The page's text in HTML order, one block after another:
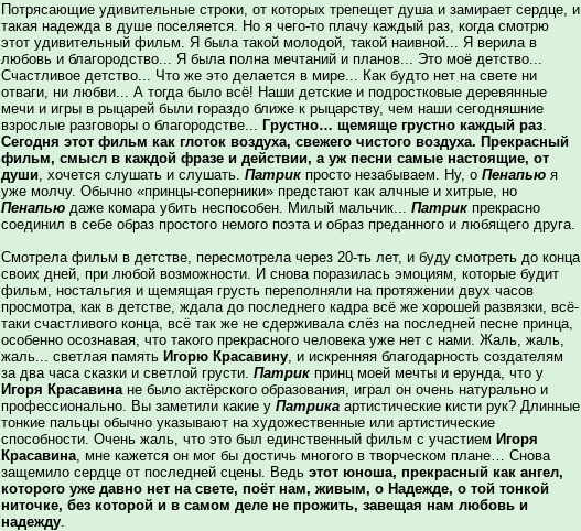
Потрясающие удивительные строки, от которых трепещет душа и замирает сердце, и
такая надежда в душе поселяется. Но я чего-то плачу каждый раз, когда смотрю
этот удивительный фильм. Я была такой молодой, такой наивной... Я верила в
любовь и благородство... Я была полна мечтаний и планов... Это моё детство...
Счастливое детство... Что же это делается в мире... Как будто нет на свете ни
отваги, ни любви... А тогда было всё! Наши детские и подростковые деревянные
мечи и игры в рыцарей были гораздо ближе к рыцарству, чем наши сегодняшние
взрослые разговоры о благородстве... Грустно… щемяще грустно каждый раз.
Сегодня этот фильм как глоток воздуха, свежего чистого воздуха. Прекрасный
фильм, смысл в каждой фразе и действии, а уж песни самые настоящие, от
души, хочется слушать и слушать. Патрик просто незабываем. Ну, о Пенапью я
уже молчу. Обычно «принцы-соперники» предстают как алчные и хитрые, но
Пенапью даже комара убить неспособен. Милый мальчик... Патрик прекрасно
соединил в себе образ простого немого поэта и образ преданного и любящего друга.
Смотрела фильм в детстве, пересмотрела через 20-ть лет, и буду смотреть до конца
своих дней, при любой возможности. И снова поразилась эмоциям, которые будит
фильм, ностальгия и щемящая грусть переполняли на протяжении двух часов
просмотра, как в детстве, ждала до последнего кадра всё же хорошей развязки, всё-
таки счастливого конца, всё так же не сдерживала слёз на последней песне принца,
особенно осознавая, что такого прекрасного человека уже нет с нами. Жаль, жаль,
жаль... светлая память Игорю Красавину, и искренняя благодарность создателям
за два часа сказки и светлой грусти. Патрик принц моей мечты и ерунда, что у
Игоря Красавинане было актёрского образования, играл он очень натурально и
профессионально. Вы заметили какие у Патрика артистические кисти рук? Длинные
тонкие пальцы обычно указывают на художественные или артистические
способности. Очень жаль, что это был единственный фильм с участием Игоря
Красавина, мне кажется он мог бы достичь многого в творческом плане… Снова
защемило сердце от последней сцены. Ведь этот юноша, прекрасный как ангел,
которого уже давно нет на свете, поёт нам, живым, о Надежде, о той тонкой
ниточке, без которой и в самом деле не прожить, завещая нам любовь и
надежду.